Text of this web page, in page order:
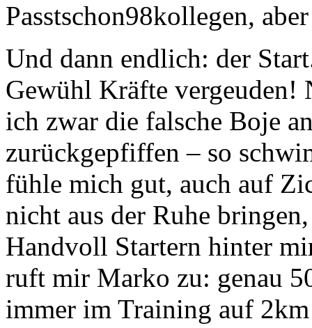
Passtschon98kollegen,
Und dann endlich: der
Gewühl Kräfte vergeuden!
ich zwar die falsche Boje
zurückgepfiffen – so
fühle mich gut, auch auf
nicht aus der Ruhe
Handvoll Startern hinter
ruft mir Marko zu: genau
immer im Training auf